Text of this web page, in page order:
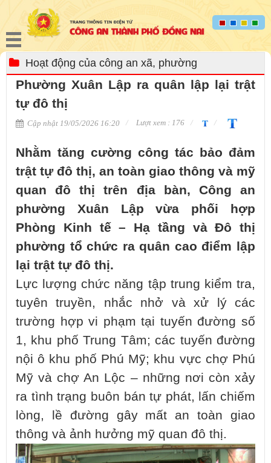
Hoạt động của công an xã, phường
Phường Xuân Lập ra quân lập lại trật
tự đô thị
Cập nhật 19/05/2026 16:20 Lượt xem : 176
Nhằm tăng cường công tác bảo đảm
trật tự đô thị, an toàn giao thông và mỹ
quan đô thị trên địa bàn, Công an
phường Xuân Lập vừa phối hợp
Phòng Kinh tế – Hạ tầng và Đô thị
phường tổ chức ra quân cao điểm lập
lại trật tự đô thị.
Lực lượng chức năng tập trung kiểm tra,
tuyên truyền, nhắc nhở và xử lý các
trường hợp vi phạm tại tuyến đường số
1, khu phố Trung Tâm; các tuyến đường
nội ô khu phố Phú Mỹ; khu vực chợ Phú
Mỹ và chợ An Lộc – những nơi còn xảy
ra tình trạng buôn bán tự phát, lấn chiếm
lòng, lề đường gây mất an toàn giao
thông và ảnh hưởng mỹ quan đô thị.